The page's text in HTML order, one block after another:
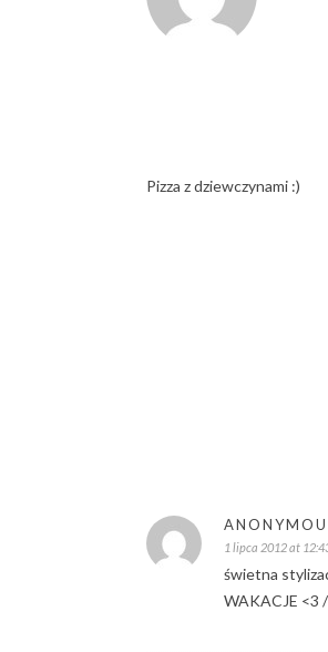
Pizza z dziewczynami :)
1 lipca 2012 at
świetna
WAKACJE <3